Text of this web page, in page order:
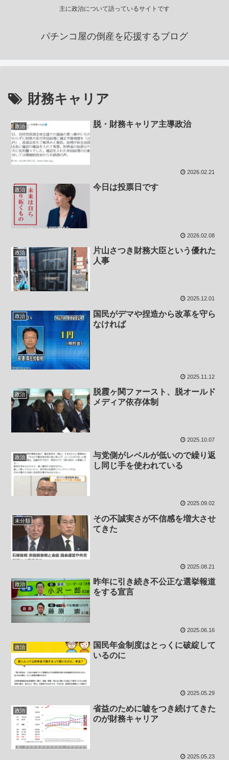
主に政治について語っているサイトです
パチンコ屋の倒産を応援するブログ
財務キャリア
政治 脱・財務キャリア主導政治
2026.02.21
政治 今日は投票日です
2026.02.08
政治
片山さつき財務大臣という優れた
人事
2025.12.01
政治
国民がデマや捏造から改革を守ら
なければ
2025.11.12
政治
脱霞ヶ関ファースト、脱オールド
メディア依存体制
2025.10.07
政治
与党側がレベルが低いので繰り返
し同じ手を使われている
2025.09.02
未分類
その不誠実さが不信感を増大させ
てきた
2025.08.21
政治
昨年に引き続き不公正な選挙報道
をする宣言
2025.06.16
政治
国民年金制度はとっくに破綻して
いるのに
2025.05.29
政治
省益のために嘘をつき続けてきた
のが財務キャリア
2025.05.23